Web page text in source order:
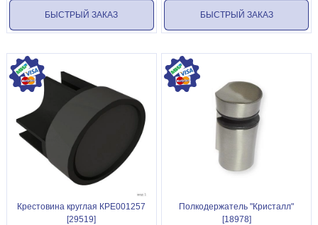
БЫСТРЫЙ ЗАКАЗ БЫСТРЫЙ ЗАКАЗ
Крестовина круглая КРЕ001257
[29519]
Полкодержатель "Кристалл"
[18978]